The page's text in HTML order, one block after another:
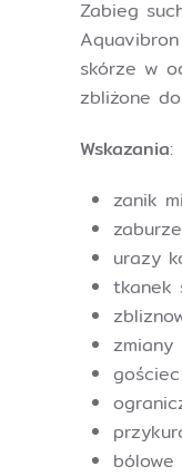
Zabieg
skórze w
zbliżone
Wskazania:
zanik
urazy
tkanek
zmiany